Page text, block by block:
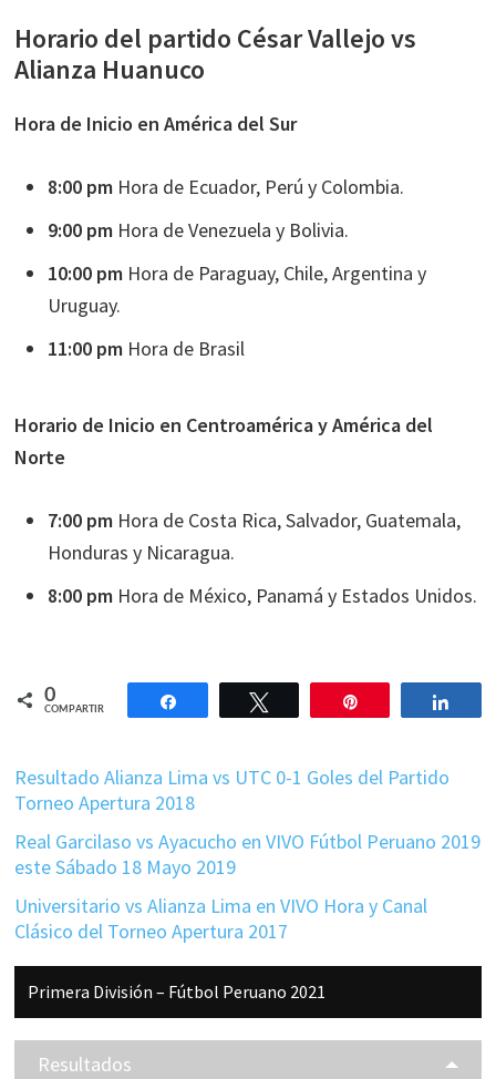
Horario del partido César Vallejo vs
Alianza Huanuco
Hora de Inicio en América del Sur
8:00 pm Hora de Ecuador, Perú y Colombia.
9:00 pm Hora de Venezuela y Bolivia.
10:00 pm Hora de Paraguay, Chile, Argentina y
Uruguay.
11:00 pm Hora de Brasil
Horario de Inicio en Centroamérica y América del
Norte
7:00 pm Hora de Costa Rica, Salvador, Guatemala,
Honduras y Nicaragua.
8:00 pm Hora de México, Panamá y Estados Unidos.
0
COMPARTIR
Compartir
Resultado Alianza Lima vs UTC 0-1 Goles del Partido
Torneo Apertura 2018
Real Garcilaso vs Ayacucho en VIVO Fútbol Peruano 2019
este Sábado 18 Mayo 2019
Universitario vs Alianza Lima en VIVO Hora y Canal
Clásico del Torneo Apertura 2017
Barra
lateral
principal
Primera División – Fútbol Peruano 2021
Resultados